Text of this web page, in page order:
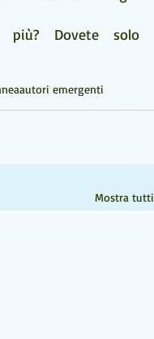
Dovete solo
autori emergenti
Mostra tutti